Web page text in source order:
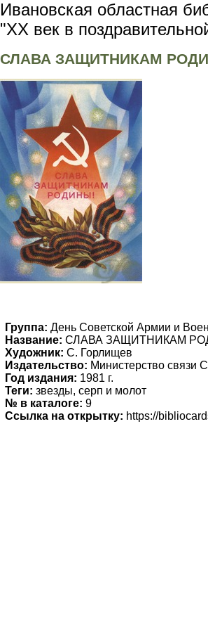
Ивановская областная
"XX век в
СЛАВА ЗАЩИТНИКАМ
Группа: День Советской Армии и
Название: СЛАВА ЗАЩИТНИКАМ
Художник: С. Горлищев
Издательство: Министерство связи
Год издания: 1981 г.
Теги: звезды, серп и молот
№ в каталоге: 9
Ссылка на открытку: https://